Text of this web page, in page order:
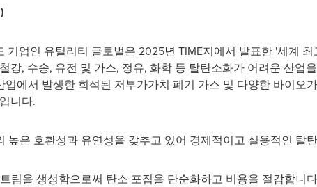
기업인 유틸리티 글로벌은 2025년 TIME지에서 발표한 '세계
강, 수송, 유전 및 가스, 정유, 화학 등 탈탄소화가 어려운 산업
업에서 발생한 희석된 저부가가치 폐기 가스 및 다양한 바이오
니다.
높은 호환성과 유연성을 갖추고 있어 경제적이고 실용적인 탈
림을 생성함으로써 탄소 포집을 단순화하고 비용을 절감합니